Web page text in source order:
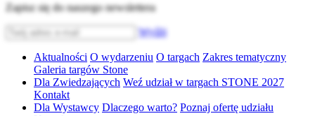
Zapisz się do naszego newslettera
Wyślij
Aktualności O wydarzeniu O targach Zakres tematyczny
Galeria targów Stone
Dla Zwiedzających Weź udział w targach STONE 2027
Kontakt
Dla Wystawcy Dlaczego warto? Poznaj ofertę udziału